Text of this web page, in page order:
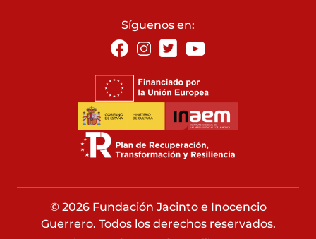
Síguenos en:
© 2026 Fundación Jacinto e Inocencio
Guerrero. Todos los derechos reservados.